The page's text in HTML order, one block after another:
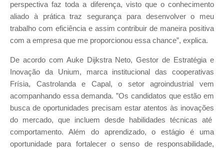
perspectiva faz toda a diferença, visto que o conhecimento
aliado à prática traz segurança para desenvolver o meu
trabalho com eficiência e assim contribuir de maneira positiva
com a empresa que me proporcionou essa chance”, explica.
De acordo com Auke Dijkstra Neto, Gestor de Estratégia e
Inovação da Unium, marca institucional das cooperativas
Frísia, Castrolanda e Capal, o setor agroindustrial vem
acompanhando essa demanda. ”Os candidatos que estão em
busca de oportunidades precisam estar atentos às inovações
do mercado, que incluem desde habilidades técnicas até
comportamento. Além do aprendizado, o estágio é uma
oportunidade para fortalecer o senso de responsabilidade,